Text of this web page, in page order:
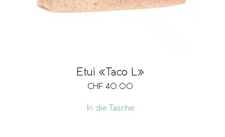
Etui «Taco L»
CHF 40.00
In die Tasche